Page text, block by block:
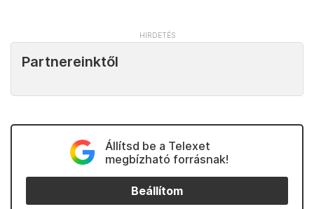
Partnereinktől
Állítsd be a Telexet
megbízható forrásnak!
Beállítom